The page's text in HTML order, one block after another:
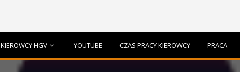
KIEROWCY HGV YOUTUBE CZAS PRACY KIEROWCY PRACA